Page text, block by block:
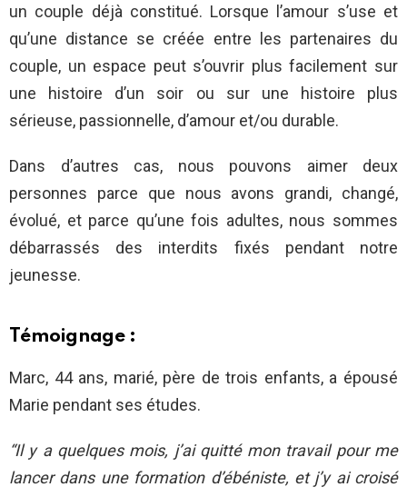
un couple déjà constitué. Lorsque l’amour s’use et
qu’une distance se créée entre les partenaires du
couple, un espace peut s’ouvrir plus facilement sur
une histoire d’un soir ou sur une histoire plus
sérieuse, passionnelle, d’amour et/ou durable.
Dans d’autres cas, nous pouvons aimer deux
personnes parce que nous avons grandi, changé,
évolué, et parce qu’une fois adultes, nous sommes
débarrassés des interdits fixés pendant notre
jeunesse.
Témoignage :
Marc, 44 ans, marié, père de trois enfants, a épousé
Marie pendant ses études.
“Il y a quelques mois, j’ai quitté mon travail pour me
lancer dans une formation d’ébéniste, et j’y ai croisé